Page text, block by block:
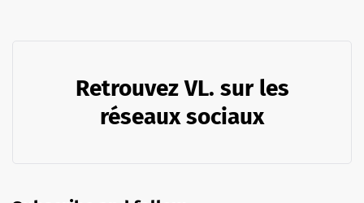
Retrouvez VL. sur les
réseaux sociaux